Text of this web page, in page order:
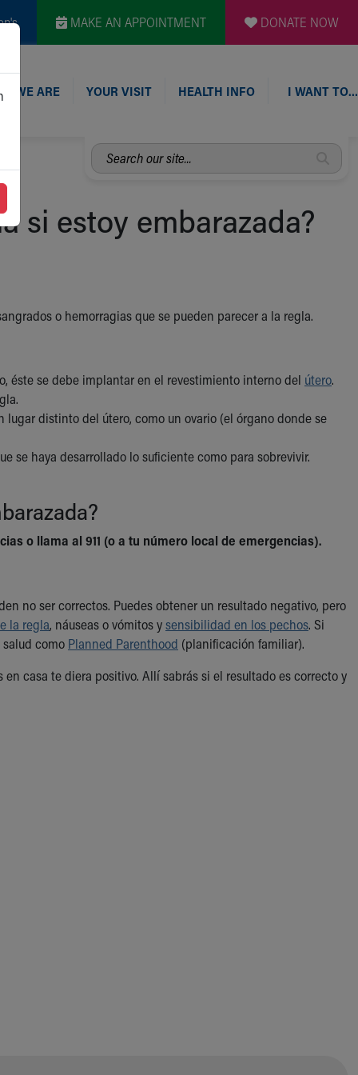
MAKE AN APPOINTMENT DONATE NOW
WE ARE YOUR VISIT HEALTH INFO I WANT TO…
Search
our
si estoy embarazada?
o hemorragias que se pueden parecer a la regla.
éste se debe implantar en el revestimiento interno del útero.
distinto del útero, como un ovario (el órgano donde se
se haya desarrollado lo suficiente como para sobrevivir.
o llama al 911 (o a tu número local de emergencias).
no ser correctos. Puedes obtener un resultado negativo, pero
la regla, náuseas o vómitos ysensibilidad en los pechos. Si
como Planned Parenthood (planificación familiar).
casa te diera positivo. Allí sabrás si el resultado es correcto y